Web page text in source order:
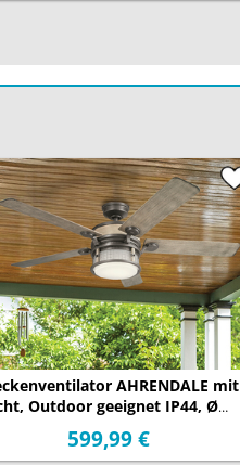
AHRENDALE mit
Outdoor geeignet IP44, Ø
599,99 €